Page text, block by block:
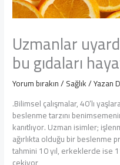
Uzmanlar
bu gıdaları
Yorum bırakın/Sağlık/ Yazan
.Bilimsel çalışmalar, 40’lı
beslenme tarzını
kanıtlıyor. Uzman isimler;
ağırlıkta olduğu bir beslenme
tahmini 10 yıl, erkeklerde ise